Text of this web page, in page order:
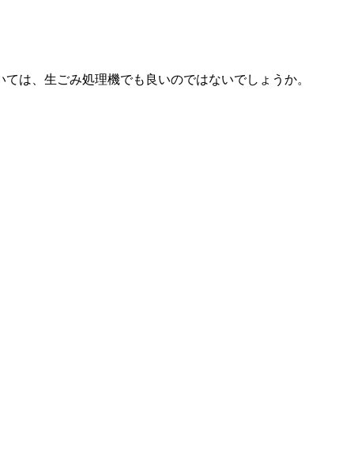
は、生ごみ処理機でも良いのではないでしょうか。